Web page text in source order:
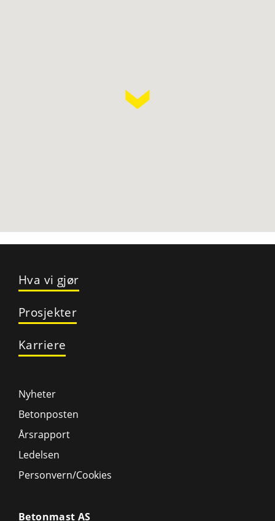
Hva vi gjør
Prosjekter
Karriere
Nyheter
Betonposten
Årsrapport
Ledelsen
Personvern/Cookies
Betonmast AS